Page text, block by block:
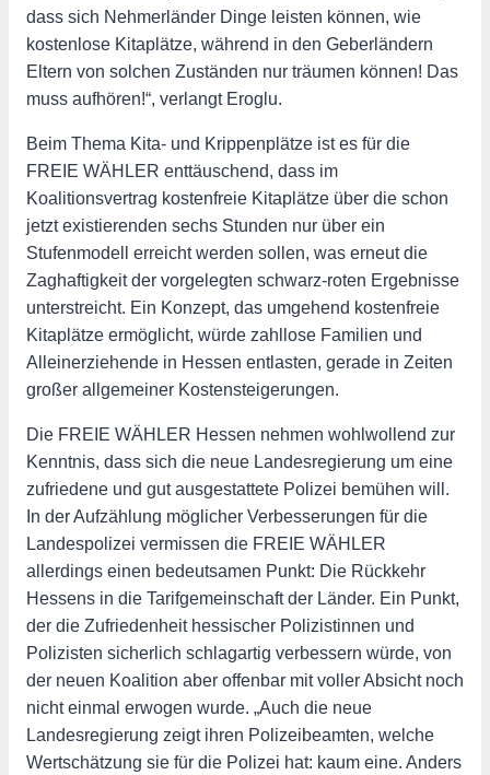
dass sich Nehmerländer Dinge leisten können, wie
kostenlose Kitaplätze, während in den Geberländern
Eltern von solchen Zuständen nur träumen können! Das
muss aufhören!“, verlangt Eroglu.
Beim Thema Kita- und Krippenplätze ist es für die
FREIE WÄHLER enttäuschend, dass im
Koalitionsvertrag kostenfreie Kitaplätze über die schon
jetzt existierenden sechs Stunden nur über ein
Stufenmodell erreicht werden sollen, was erneut die
Zaghaftigkeit der vorgelegten schwarz-roten Ergebnisse
unterstreicht. Ein Konzept, das umgehend kostenfreie
Kitaplätze ermöglicht, würde zahllose Familien und
Alleinerziehende in Hessen entlasten, gerade in Zeiten
großer allgemeiner Kostensteigerungen.
Die FREIE WÄHLER Hessen nehmen wohlwollend zur
Kenntnis, dass sich die neue Landesregierung um eine
zufriedene und gut ausgestattete Polizei bemühen will.
In der Aufzählung möglicher Verbesserungen für die
Landespolizei vermissen die FREIE WÄHLER
allerdings einen bedeutsamen Punkt: Die Rückkehr
Hessens in die Tarifgemeinschaft der Länder. Ein Punkt,
der die Zufriedenheit hessischer Polizistinnen und
Polizisten sicherlich schlagartig verbessern würde, von
der neuen Koalition aber offenbar mit voller Absicht noch
nicht einmal erwogen wurde. „Auch die neue
Landesregierung zeigt ihren Polizeibeamten, welche
Wertschätzung sie für die Polizei hat: kaum eine. Anders